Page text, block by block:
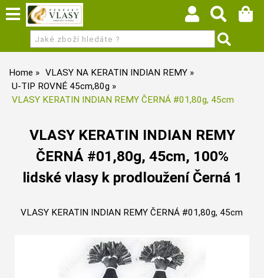
Home
VLASY NA KERATIN INDIAN REMY
U-TIP ROVNÉ 45cm,80g
VLASY KERATIN INDIAN REMY ČERNÁ #01,80g, 45cm
VLASY KERATIN INDIAN REMY
ČERNÁ #01,80g, 45cm, 100%
lidské vlasy k prodloužení Černá 1
VLASY KERATIN INDIAN REMY ČERNÁ #01,80g, 45cm